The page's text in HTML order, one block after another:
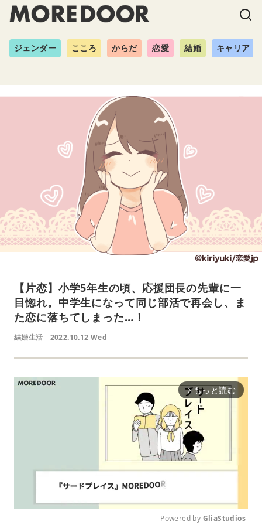
ジェンダー こころ からだ 恋愛 結婚 キャリア
【片恋】小学5年生の頃、応援団長の先輩に一
目惚れ。中学生になって同じ部活で再会し、ま
た恋に落ちてしまった…！
結婚生活 2022.10.12 Wed
arrow_forward_ios もっと読む
Powered by GliaStudios